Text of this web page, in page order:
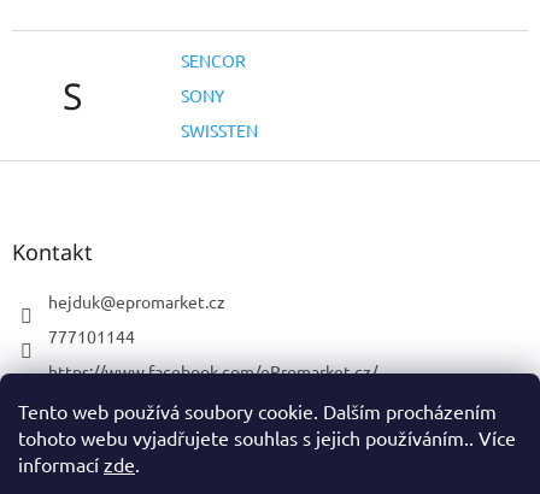
Tento web používá soubory cookie. Dalším procházením
tohoto webu vyjadřujete souhlas s jejich používáním.. Více
informací zde.
S
SENCOR
SONY
SWISSTEN
Z
Kontakt
hejduk@epromarket.cz
777101144
https://www.facebook.com/ePromarket.cz/
promarketelektro
777101144